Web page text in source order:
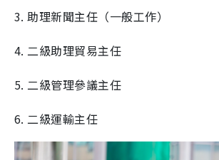
3. 助理新聞主任（一般工作）
4. 二級助理貿易主任
5. 二級管理參議主任
6. 二級運輸主任